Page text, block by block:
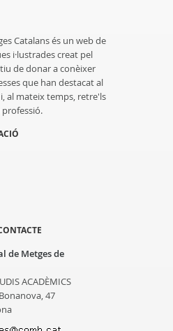
Catalans és un web de
i·lustrades creat pel
de donar a conèixer
que han destacat al
al mateix temps, retre'ls
de Metges de
ACADÈMICS
47